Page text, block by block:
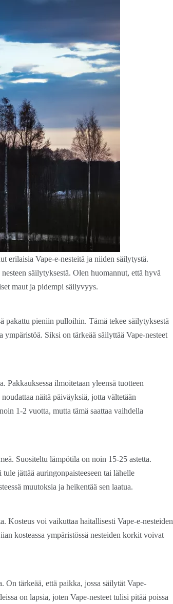
erilaisia Vape-e-nesteitä ja niiden säilytystä.
säilytyksestä. Olen huomannut, että hyvä
maut ja pidempi säilyvyys.
pakattu pieniin pulloihin. Tämä tekee säilytyksestä
Siksi on tärkeää säilyttää Vape-nesteet
Pakkauksessa ilmoitetaan yleensä tuotteen
näitä päiväyksiä, jotta vältetään
1-2 vuotta, mutta tämä saattaa vaihdella
Suositeltu lämpötila on noin 15-25 astetta.
jättää auringonpaisteeseen tai lähelle
muutoksia ja heikentää sen laatua.
Kosteus voi vaikuttaa haitallisesti Vape-e-nesteiden
kosteassa ympäristössä nesteiden korkit voivat
On tärkeää, että paikka, jossa säilytät Vape-
on lapsia, joten Vape-nesteet tulisi pitää poissa